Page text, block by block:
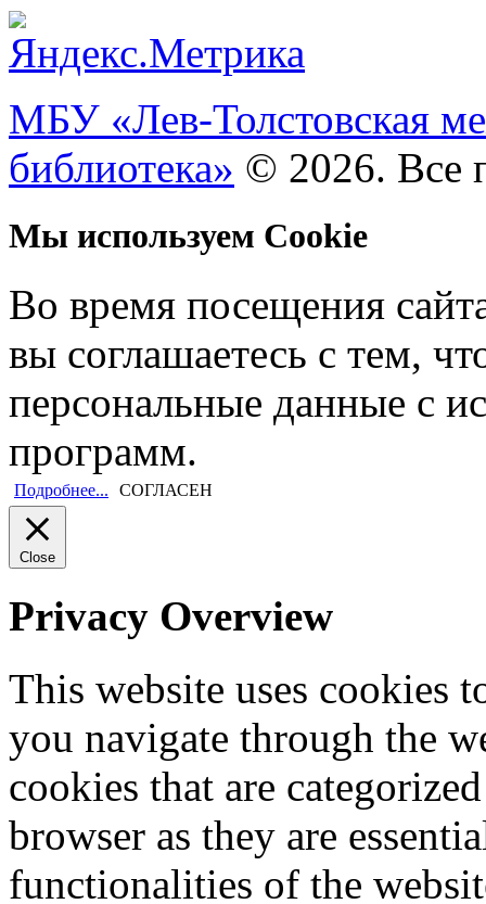
МБУ «Лев-Толстовская
библиотека» © 2026. Все
Мы используем Cookie
Во время посещения
вы соглашаетесь с тем,
персональные данные с
программ.
Подробнее... СОГЛАСЕН
Close
Privacy Overview
This website uses cookies
you navigate through the
cookies that are
browser as they are
functionalities of the